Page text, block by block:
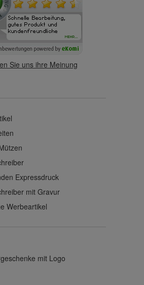
Sie uns ihre Meinung
Expressdruck
mit Gravur
Werbeartikel
mit Logo